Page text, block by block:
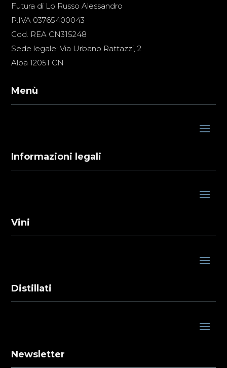
Futura di Lo Russo Alessandro
P.IVA 03765400043
Cod. REA CN315248
Sede legale: Via Urbano Rattazzi, 2
Alba 12051 CN
Menù
Informazioni legali
Vini
Distillati
Newsletter